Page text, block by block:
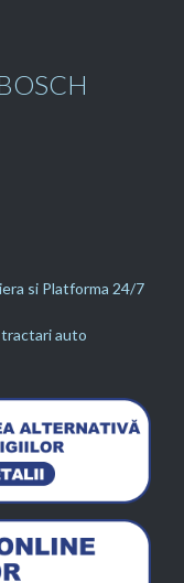
si Platforma 24/7
tractari auto